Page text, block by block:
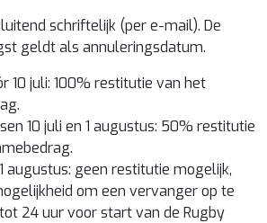
schriftelijk (per e-mail). De
geldt als annuleringsdatum.
10 juli: 100% restitutie van het
10 juli en 1 augustus: 50% restitutie
augustus: geen restitutie mogelijk,
om een vervanger op te
24 uur voor start van de Rugby